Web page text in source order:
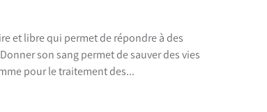
pour le traitement des...